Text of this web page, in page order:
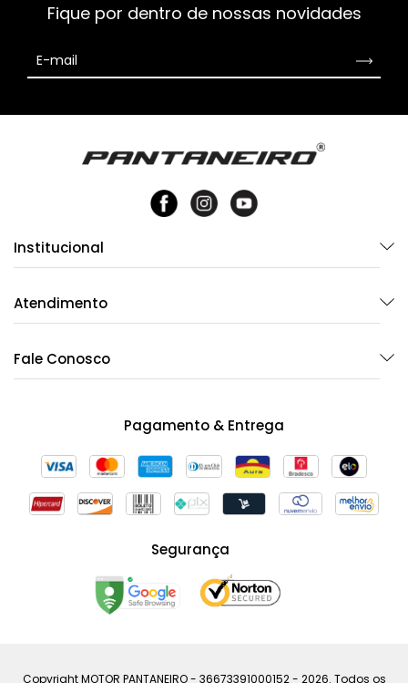
Fique por dentro de nossas novidades
Institucional
Atendimento
Fale Conosco
Pagamento & Entrega
Segurança
Copyright MOTOR PANTANEIRO - 36673391000152 - 2026. Todos os